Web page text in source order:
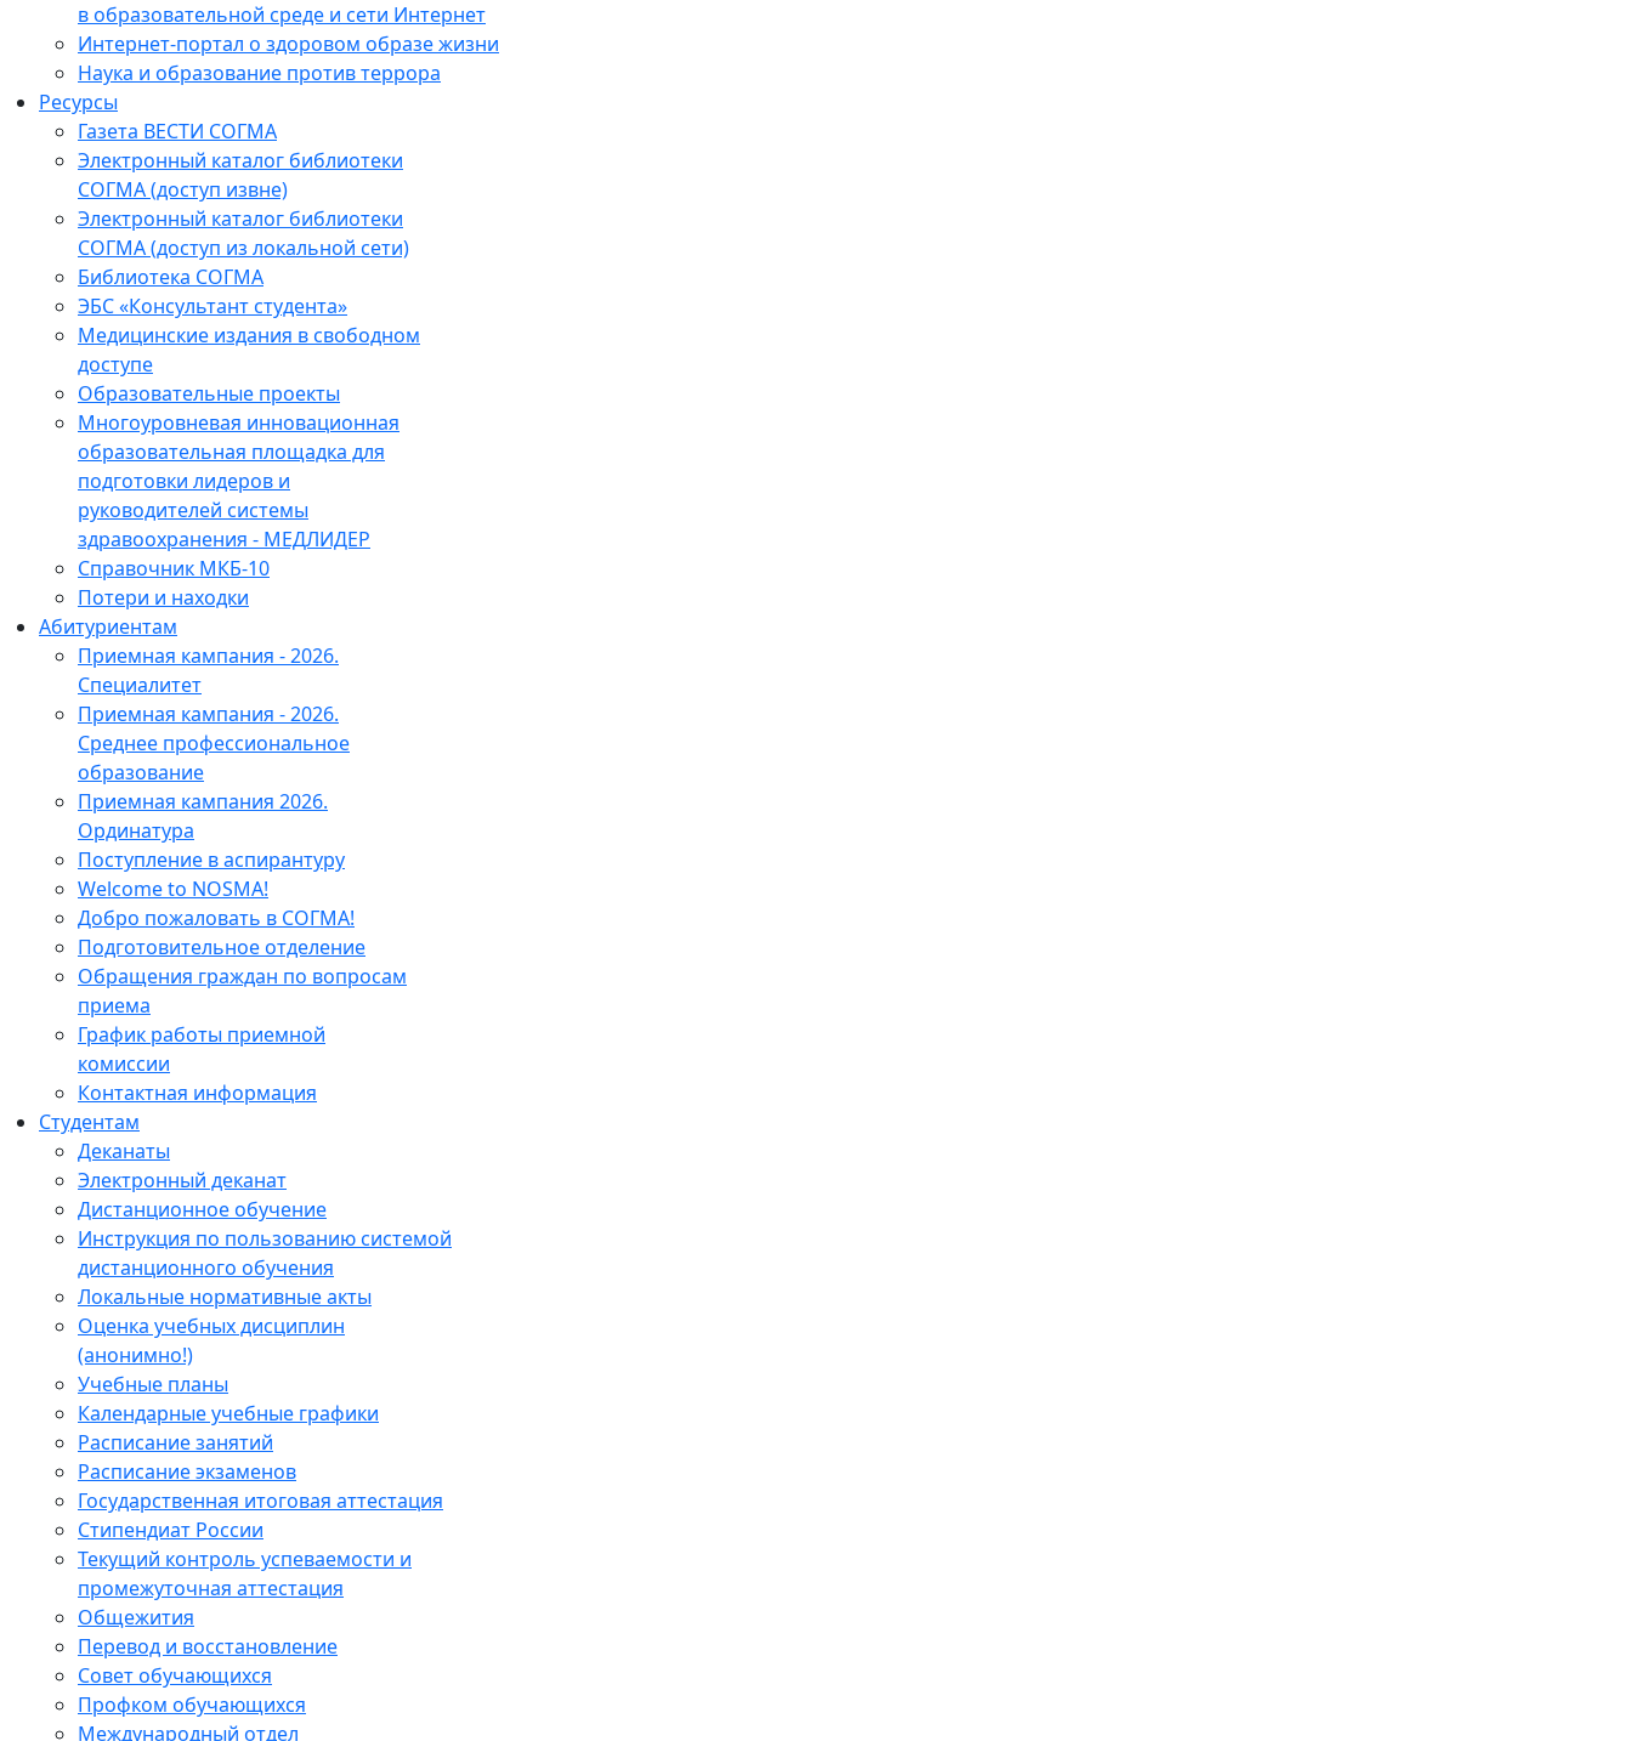
в образовательной среде и сети Интернет
Интернет-портал о здоровом образе жизни
Наука и образование против террора
Ресурсы
Газета ВЕСТИ СОГМА
Электронный каталог библиотеки
СОГМА (доступ извне)
Электронный каталог библиотеки
СОГМА (доступ из локальной сети)
Библиотека СОГМА
ЭБС «Консультант студента»
Медицинские издания в свободном
доступе
Образовательные проекты
Многоуровневая инновационная
образовательная площадка для
подготовки лидеров и
руководителей системы
здравоохранения - МЕДЛИДЕР
Справочник МКБ-10
Потери и находки
Абитуриентам
Приемная кампания - 2026.
Специалитет
Приемная кампания - 2026.
Среднее профессиональное
образование
Приемная кампания 2026.
Ординатура
Поступление в аспирантуру
Welcome to NOSMA!
Добро пожаловать в СОГМА!
Подготовительное отделение
Обращения граждан по вопросам
приема
График работы приемной
комиссии
Контактная информация
Студентам
Деканаты
Электронный деканат
Дистанционное обучение
Инструкция по пользованию системой
дистанционного обучения
Локальные нормативные акты
Оценка учебных дисциплин
(анонимно!)
Учебные планы
Календарные учебные графики
Расписание занятий
Расписание экзаменов
Государственная итоговая аттестация
Стипендиат России
Текущий контроль успеваемости и
промежуточная аттестация
Общежития
Перевод и восстановление
Совет обучающихся
Профком обучающихся
Международный отдел